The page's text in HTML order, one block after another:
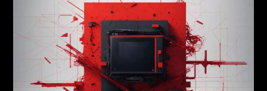
Heading 3
Heading 4
Heading 5